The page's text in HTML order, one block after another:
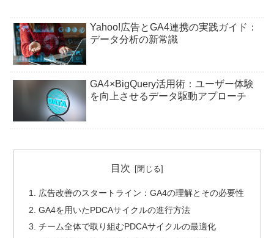
Yahoo!広告とGA4連携の実践ガイド：
データ分析の新常識
GA4×BigQuery活用術：ユーザー体験
を向上させるデータ駆動アプローチ
目次
広告改善のスタートライン：GA4の理解とその必要性
GA4を用いたPDCAサイクルの進行方法
チーム全体で取り組むPDCAサイクルの最適化